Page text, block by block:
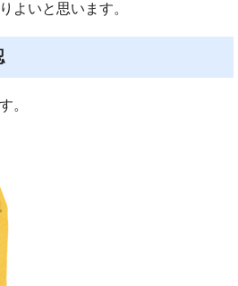
よいと思います。
。